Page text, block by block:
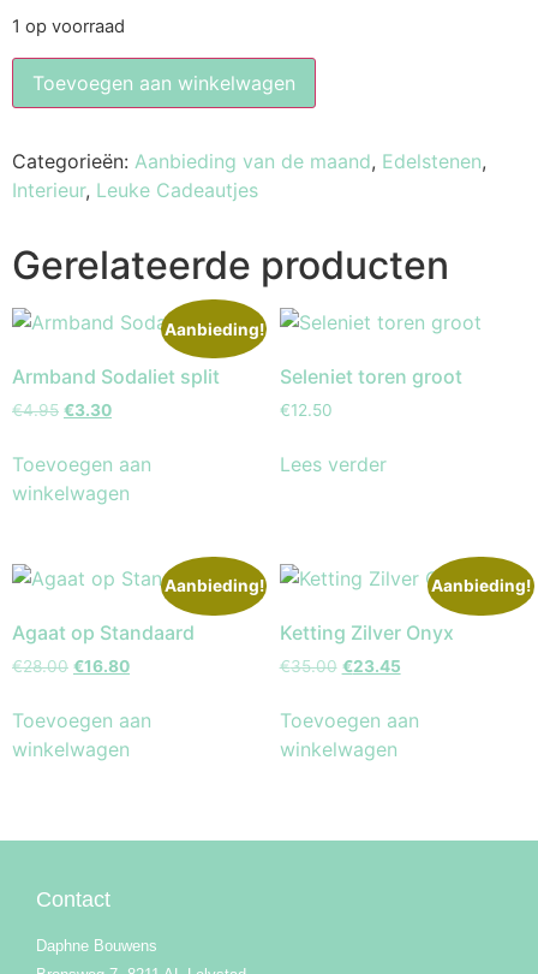
1 op voorraad
Toevoegen aan winkelwagen
Categorieën: Aanbieding van de maand, Edelstenen,
Interieur, Leuke Cadeautjes
Gerelateerde producten
Aanbieding!
Armband Sodaliet split
€4.95 €3.30
Toevoegen aan
winkelwagen
Seleniet toren groot
€12.50
Lees verder
Aanbieding!
Agaat op Standaard
€28.00 €16.80
Toevoegen aan
winkelwagen
Aanbieding!
Ketting Zilver Onyx
€35.00 €23.45
Toevoegen aan
winkelwagen
Contact
Daphne Bouwens